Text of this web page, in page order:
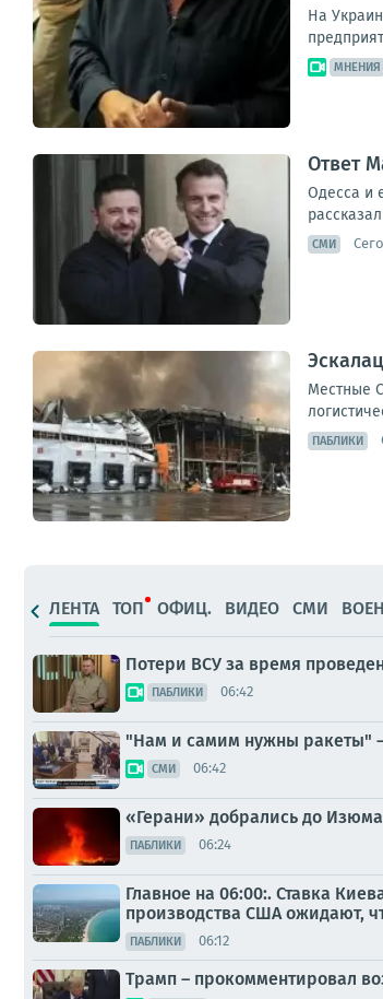
На
МНЕНИЯ
Ответ
Одесса и
СМИ
Местные
ПАБЛИКИ
ЛЕНТА ТОП ОФИЦ. ВИДЕО СМИ
Потери ВСУ за время
ПАБЛИКИ 06:42
"Нам и самим нужны ракеты" —
СМИ 06:42
«Герани» добрались до
ПАБЛИКИ 06:24
Главное на 06:00:. Ставка
производства США ожидают,
ПАБЛИКИ 06:12
Трамп – прокомментировал